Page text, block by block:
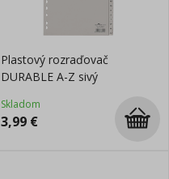
Plastový rozraďovač
DURABLE A-Z sivý
Skladom
3,99 €